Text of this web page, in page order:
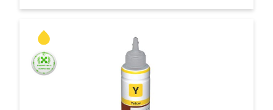
compatible
C12C934591